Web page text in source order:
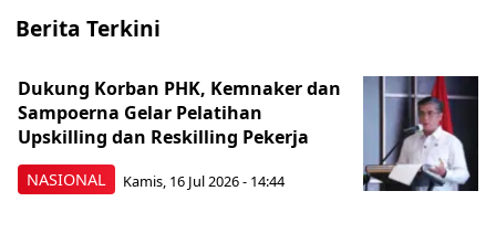
Berita Terkini
NASIONAL
Dukung Korban PHK, Kemnaker dan
Sampoerna Gelar Pelatihan
Upskilling dan Reskilling Pekerja
Kamis, 16 Jul 2026 - 14:44